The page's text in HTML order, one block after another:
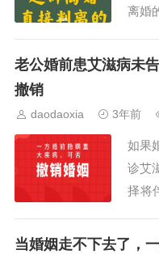
离婚
否破
析。
要求
老公婚前患艾滋病未
撤销
daodaoxia 3年前
如果
诊艾
择将
日，
当婚姻走不下去了，